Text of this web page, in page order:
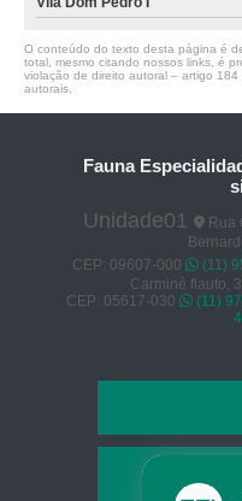
O conteúdo do texto desta página é
total, mesmo citando nossos links, é
violação de direito autoral – artigo
autorais
Fauna
Unidade01
Rua
CEP: 09607-000
(11)
Carminé flauto,
CEP: 05617-030
(11)